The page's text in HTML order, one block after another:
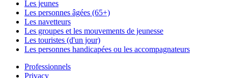
Les jeunes
Les personnes âgées (65+)
Les navetteurs
Les groupes et les mouvements de jeunesse
Les touristes (d'un jour)
Les personnes handicapées ou les accompagnateurs
Professionnels
Privacy